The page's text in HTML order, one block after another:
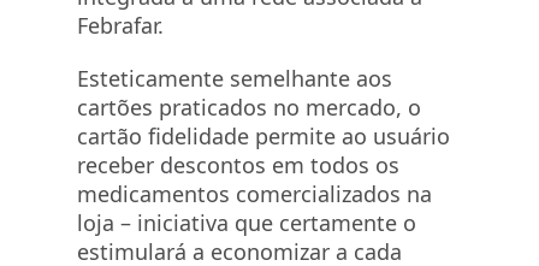
Febrafar.
Esteticamente semelhante aos
cartões praticados no mercado, o
cartão fidelidade permite ao usuário
receber descontos em todos os
medicamentos comercializados na
loja – iniciativa que certamente o
estimulará a economizar a cada